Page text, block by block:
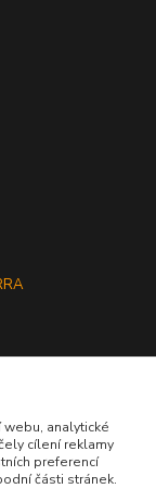
webu, analytické
cílení reklamy
preferencí
části stránek.